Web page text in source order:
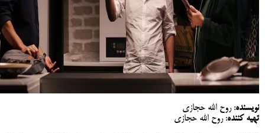
نویسنده: روح الله حجازی
تهیه کننده: روح الله حجازی